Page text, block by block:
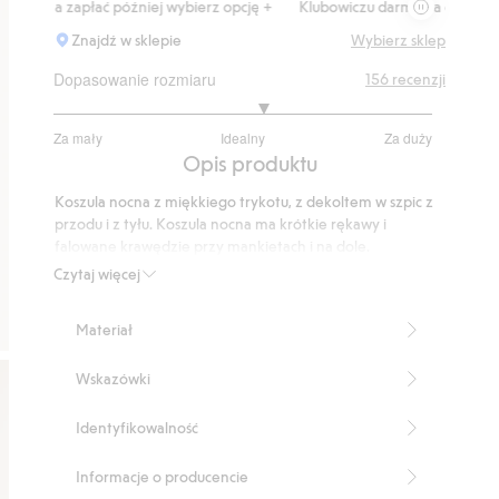
zapłać później wybierz opcję +
Klubowiczu darmowa dostawa od 150
Znajdź w sklepie
Wybierz sklep
Dopasowanie rozmiaru
Za mały Idealny Za duży
na
123
głosów
156 recenzji
Opis produktu
Czytaj więcej
Koszula nocna z miękkiego trykotu, z dekoltem w szpic z
przodu i z tyłu. Koszula nocna ma krótkie rękawy i
Luźny fason
Numer artykułu
Materiał
Wskazówki
Identyfikowalność
Informacje o producencie